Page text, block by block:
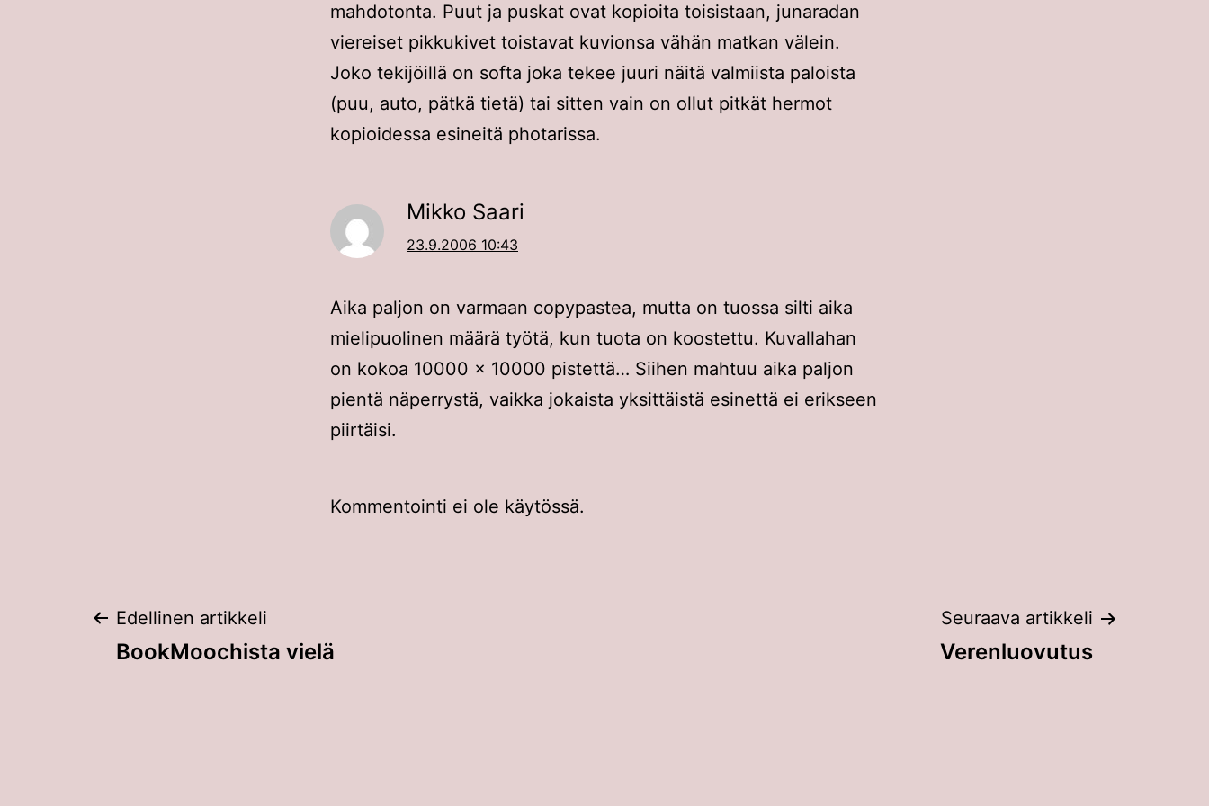
mahdotonta. Puut ja puskat ovat kopioita toisistaan, junaradan
viereiset pikkukivet toistavat kuvionsa vähän matkan välein.
Joko tekijöillä on softa joka tekee juuri näitä valmiista paloista
(puu, auto, pätkä tietä) tai sitten vain on ollut pitkät hermot
kopioidessa esineitä photarissa.
Mikko Saari
23.9.2006 10:43
Aika paljon on varmaan copypastea, mutta on tuossa silti aika
mielipuolinen määrä työtä, kun tuota on koostettu. Kuvallahan
on kokoa 10000 x 10000 pistettä… Siihen mahtuu aika paljon
pientä näperrystä, vaikka jokaista yksittäistä esinettä ei erikseen
piirtäisi.
Kommentointi ei ole käytössä.
Artikkelien
Edellinen artikkeli
BookMoochista vielä
Seuraava artikkeli
Verenluovutus